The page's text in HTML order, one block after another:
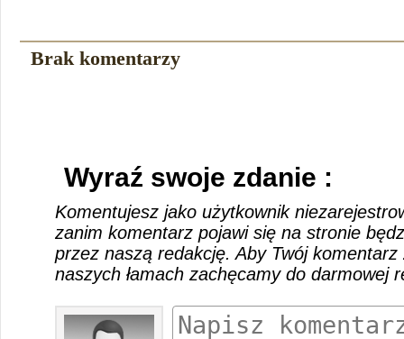
Brak komentarzy
Wyraź swoje zdanie :
Komentujesz jako użytkownik
zanim komentarz pojawi się na stronie
przez naszą redakcję. Aby Twój
naszych łamach zachęcamy do darmowej